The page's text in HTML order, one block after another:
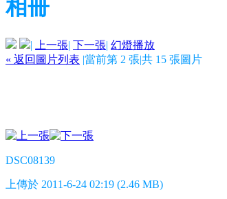
相冊
| 上一張| 下一張| 幻燈播放
« 返回圖片列表 |當前第 2 張|共 15 張圖片
DSC08139
上傳於 2011-6-24 02:19 (2.46 MB)